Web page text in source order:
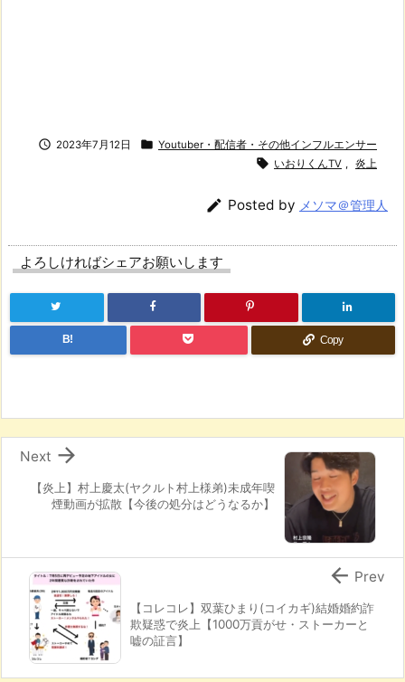
 2023年7月12日  Youtuber・配信者・その他インフルエンサー
 いおりくんTV , 炎上
 Posted by メソマ＠管理人
よろしければシェアお願いします
B! Copy
【炎上】村上慶太(ヤクルト村上様弟)未成年喫
煙動画が拡散【今後の処分はどうなるか】

Next
【コレコレ】双葉ひまり(コイカギ)結婚婚約詐
欺疑惑で炎上【1000万貢がせ・ストーカーと
嘘の証言】
 Prev